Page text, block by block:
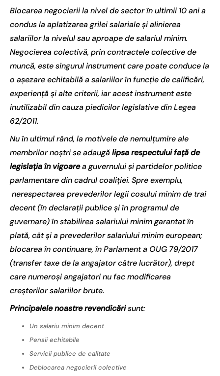
Blocarea negocierii la nivel de sector în ultimii 10 ani a
condus la aplatizarea grilei salariale și alinierea
salariilor la nivelul sau aproape de salariul minim.
Negocierea colectivă, prin contractele colective de
muncă, este singurul instrument care poate conduce la
o așezare echitabilă a salariilor în funcție de calificări,
experiență și alte criterii, iar acest instrument este
inutilizabil din cauza piedicilor legislative din Legea
62/2011.
Nu în ultimul rând, la motivele de nemulțumire ale
membrilor noștri se adaugălipsa respectului față de
legislația în vigoarea guvernului și partidelor politice
parlamentare din cadrul coaliției. Spre exemplu,
nerespectarea prevederilor legii cosului minim de trai
decent (în declarații publice și în programul de
guvernare) în stabilirea salariului minim garantat în
plată, cât și a prevederilor salariului minim european;
blocarea în continuare, în Parlament a OUG 79/2017
(transfer taxe de la angajator către lucrător), drept
care numeroși angajatori nu fac modificarea
creșterilor salariilor brute.
Principalele noastre revendicărisunt:
Un salariu minim decent
Pensii echitabile
Servicii publice de calitate
Deblocarea negocierii colective